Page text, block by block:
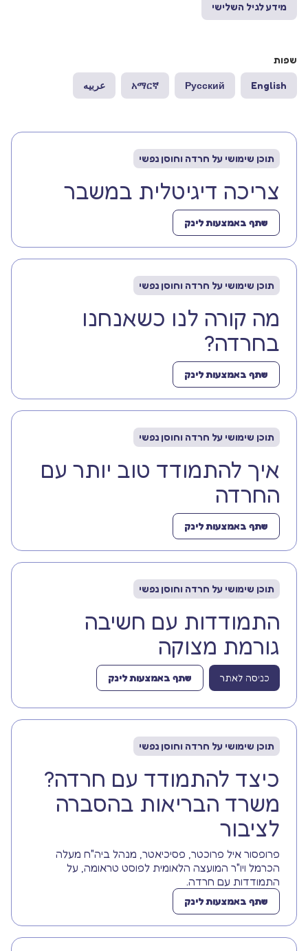
מידע לגיל השלישי
שפות
English
Русский
አማርኛ عربيه
תוכן שימושי על חרדה וחוסן נפשי
צריכה דיגיטלית במשבר
שתף באמצעות לינק
תוכן שימושי על חרדה וחוסן נפשי
מה קורה לנו כשאנחנו
בחרדה?
שתף באמצעות לינק
תוכן שימושי על חרדה וחוסן נפשי
איך להתמודד טוב יותר עם
החרדה
שתף באמצעות לינק
תוכן שימושי על חרדה וחוסן נפשי
התמודדות עם חשיבה
גורמת מצוקה
כניסה לאתר שתף באמצעות לינק
תוכן שימושי על חרדה וחוסן נפשי
כיצד להתמודד עם חרדה?
משרד הבריאות בהסברה
לציבור
פרופסור איל פרוכטר, פסיכיאטר, מנהל ביה"ח מעלה
הכרמל ויו"ר המועצה הלאומית לפוסט טראומה, על
התמודדות עם חרדה.
שתף באמצעות לינק